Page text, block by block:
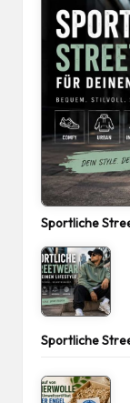
Sportliche
Sportliche